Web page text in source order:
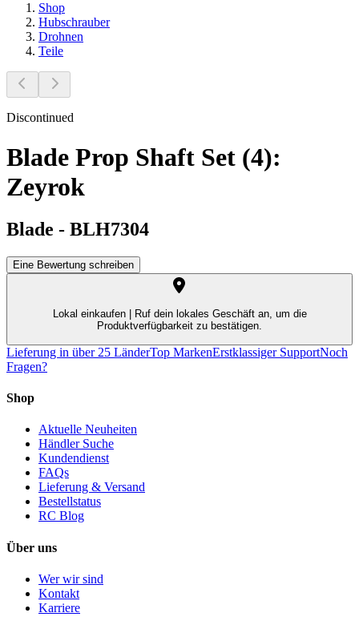
Shop
Hubschrauber
Drohnen
Teile
Discontinued
Blade Prop Shaft Set (4):
Zeyrok
Blade - BLH7304
Eine Bewertung schreiben
Lokal einkaufen |
Ruf dein lokales Geschäft an, um die
Produktverfügbarkeit zu bestätigen.
Lieferung in über 25 LänderTop MarkenErstklassiger SupportNoch
Fragen?
Shop
Aktuelle Neuheiten
Händler Suche
Kundendienst
FAQs
Lieferung & Versand
Bestellstatus
RC Blog
Über uns
Wer wir sind
Kontakt
Karriere